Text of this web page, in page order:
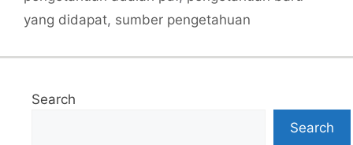
yang didapat, sumber pengetahuan
Search
Search